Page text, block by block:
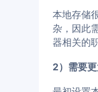
本地存储
杂，因此
器相关的
2）需要